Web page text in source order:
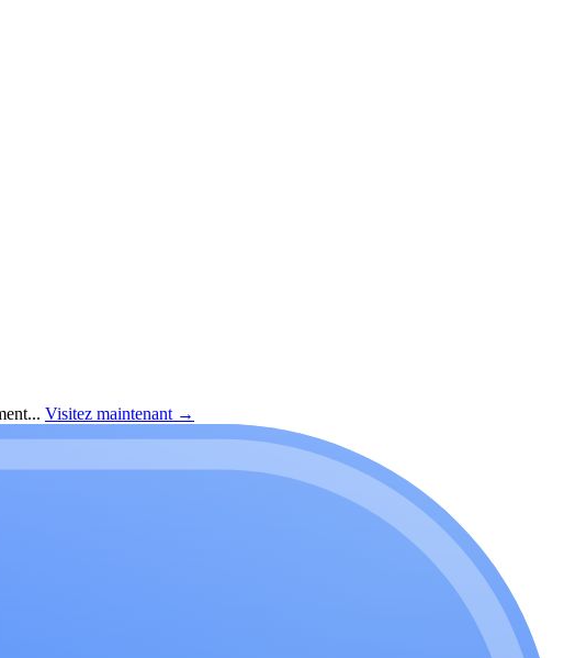
Visitez maintenant →